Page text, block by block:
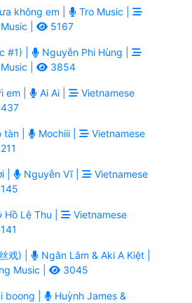
không em |
Tro Music |
|
5167
#1) |
Nguyễn Phi Hùng |
|
3854
em | Ai Ai |
Vietnamese
tàn | Mochiii |
Vietnamese
| Nguyễn Vĩ |
Vietnamese
Hồ Lệ Thu |
Vietnamese
戏) |
Ngân Lâm & Aki A Kiệt |
Music |
3045
boong |
Huỳnh James &